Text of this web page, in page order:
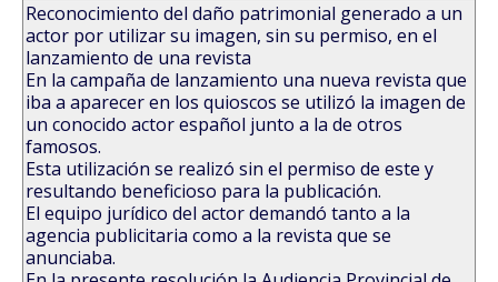
Reconocimiento del daño patrimonial generado a un
actor por utilizar su imagen, sin su permiso, en el
lanzamiento de una revista
En la campaña de lanzamiento una nueva revista que
iba a aparecer en los quioscos se utilizó la imagen de
un conocido actor español junto a la de otros
famosos.
Esta utilización se realizó sin el permiso de este y
resultando beneficioso para la publicación.
El equipo jurídico del actor demandó tanto a la
agencia publicitaria como a la revista que se
anunciaba.